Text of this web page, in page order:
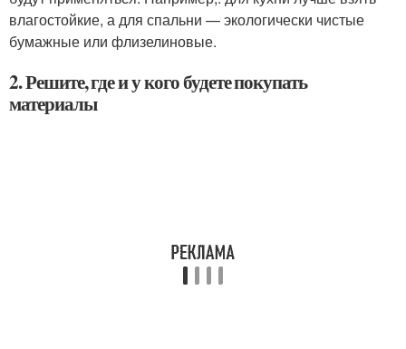
влагостойкие, а для спальни — экологически чистые
бумажные или флизелиновые.
2. Решите, где и у кого будете покупать
материалы